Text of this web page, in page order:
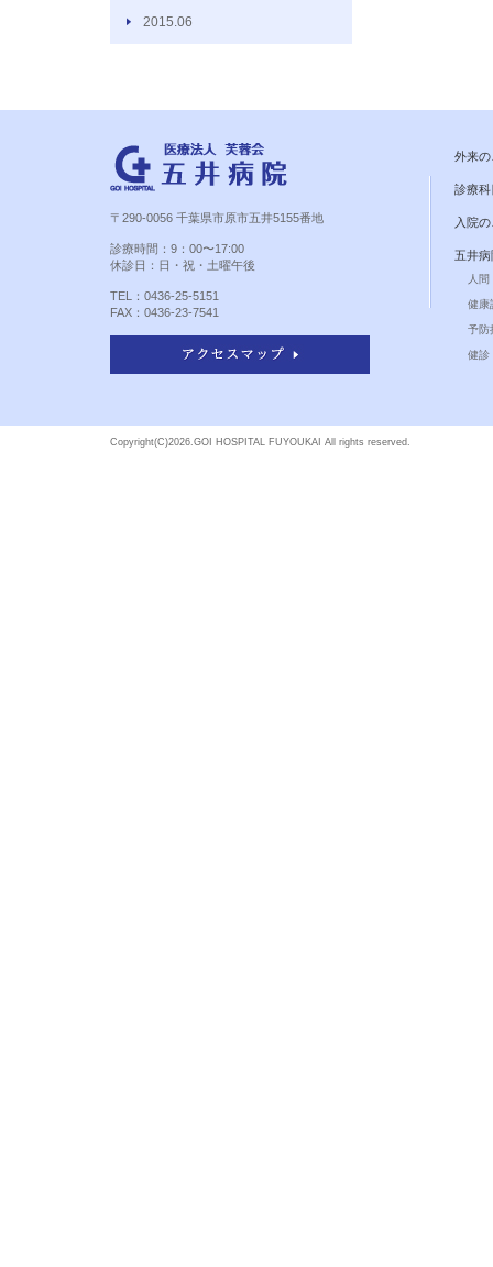
2015.06
〒290-0056 千葉県市原市五井5155番地
診療時間：9：00〜17:00
休診日：日・祝・土曜午後
TEL：0436-25-5151
FAX：0436-23-7541
外来
診療
入院
五井
人
健康
予防
健診
Copyright(C)2026.GOI HOSPITAL FUYOUKAI All rights reserved.